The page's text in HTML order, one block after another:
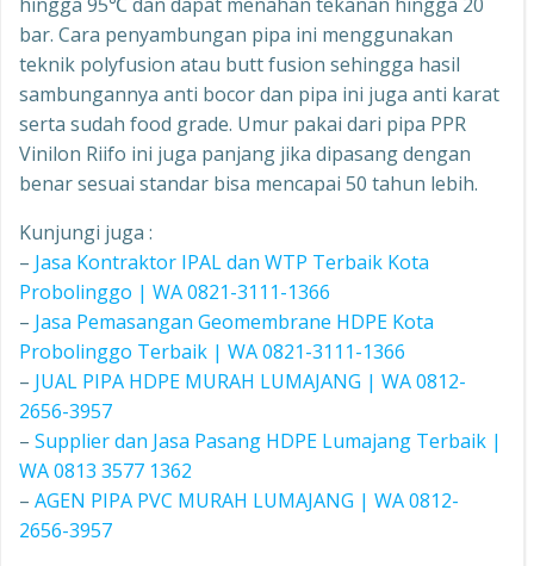
bar. Cara penyambungan pipa ini menggunakan
teknik polyfusion atau butt fusion sehingga hasil
sambungannya anti bocor dan pipa ini juga anti karat
serta sudah food grade. Umur pakai dari pipa PPR
Vinilon Riifo ini juga panjang jika dipasang dengan
benar sesuai standar bisa mencapai 50 tahun lebih.
Kunjungi juga :
– Jasa Kontraktor IPAL dan WTP Terbaik Kota
Probolinggo | WA 0821-3111-1366
– Jasa Pemasangan Geomembrane HDPE Kota
Probolinggo Terbaik | WA 0821-3111-1366
– JUAL PIPA HDPE MURAH LUMAJANG | WA 0812-
2656-3957
– Supplier dan Jasa Pasang HDPE Lumajang Terbaik |
WA 0813 3577 1362
– AGEN PIPA PVC MURAH LUMAJANG | WA 0812-
2656-3957